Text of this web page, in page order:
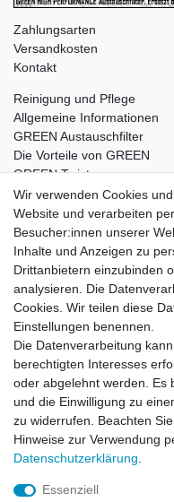
Zahlungsarten
Versandkosten
Kontakt
Reinigung und Pflege
Allgemeine Informationen
GREEN Austauschfilter
Die Vorteile von GREEN
GREEN Twister
Impressum
Vertrag
© Copyright
Wir verwenden Cookies
Website und verarbeiten
Besucher:innen unserer
Inhalte und Anzeigen zu
Drittanbietern einzubinden
analysieren. Die
Cookies. Wir teilen diese
Einstellungen benennen.
Die Datenverarbeitung
berechtigten Interesses
oder abgelehnt werden. Es
und die Einwilligung zu
zu widerrufen. Beachten
Hinweise zur Verwendung
Daten­schutz­erklärung
Essenziell